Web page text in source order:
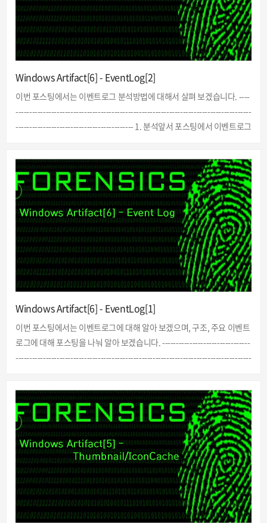
Windows Artifact[6] - EventLog[2]
이번 포스팅에서는 이벤트로그 분석방법에 대해서 살펴 보겠습니다. ----
--------------------------------------------------------------------------------------
------------------------------------------- 1. 분석앞서 포스팅에서 이벤트로그
윈도우 시스템을 사용하면서 행했던 다양한 정보가 저장되어 있어 포렌
식을 수행함에 있어 꼭 분석을 해야 하는 아티팩트입니다. 1) EVT 분석 E
VT파일을 이용한 이벤트 로그 분석 시 아래 항목에 대한 데이터를 추출하
여 분석 및 활용할 수 있습..
Windows Artifact[6] - EventLog[1]
이번 포스팅에서는 이벤트로그에 대해 알아 보겠으며, 구조, 주요 이벤트
로그에 대해 포스팅을 나눠 알아 보겠습니다. --------------------------------
--------------------------------------------------------------------------------------
발생되는 변화를 기록-응용프로그램, 보안, Setup, 시스템 등 으로 구성-
이벤트 로그 저장경로 : C:/Windows/System32/winevt/Logs (윈도우
7 이후)-저장되는 로그의 대표적인 정보로는 사용자 추가/삭제,..